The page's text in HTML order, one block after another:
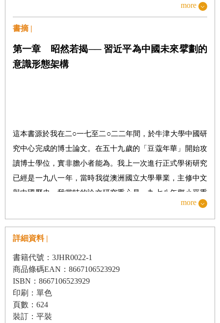
第一章
本書目的
核心論點
本書結構
more
書摘 |
第一章 昭然若揭── 習近平為中國未來擘劃的
意識形態架構
這本書源於我在二○一七至二○二二年間，於牛津大學中國研
究中心完成的博士論文。在五十九歲的「豆蔻年華」開始攻
讀博士學位，實非膽小者能為。我上一次進行正式學術研究
已經是一九八一年，當時我從澳洲國立大學畢業，主修中文
與中國歷史。我當時的論文研究重心是一九七八年鄧小平重
新崛起為最高領導人後，中華人民共和國（中國）的政治異
涯的焦點，無論是身為學者、職業外交官（當時在澳洲大使
館，我們仍然戲稱「北京」為
人、國會議員、外交部長、國家總理、美國智庫主席，以及
最近擔任澳洲駐美大使。對我來說，中國是我的畢生志業。
more
詳細資料 |
書籍代號：3JHR0022-1
商品條碼EAN：8667106523929
ISBN：8667106523929
印刷：單色
頁數：624
裝訂：平裝